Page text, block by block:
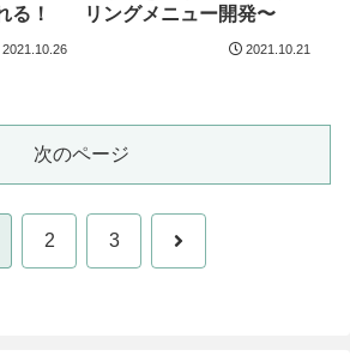
る！
2021.10.26
リングメニュー開発〜
2021.10.21
次のページ
2 3 次